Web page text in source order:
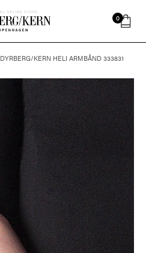
0
DYRBERG/KERN HELI ARMBÅND 333831